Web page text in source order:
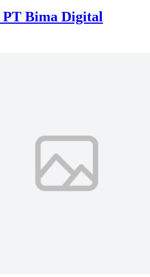
Bima Digital